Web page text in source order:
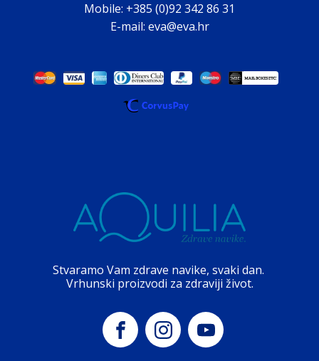
Mobile: +385 (0)92 342 86 31
E-mail: eva@eva.hr
Stvaramo Vam zdrave navike, svaki dan.
Vrhunski proizvodi za zdraviji život.